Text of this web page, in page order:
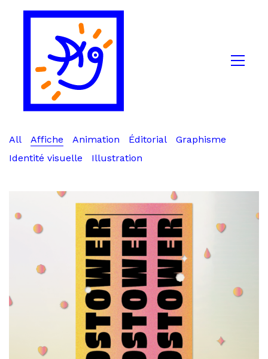
All Affiche Animation Éditorial
Graphisme
Identité visuelle
Illustration